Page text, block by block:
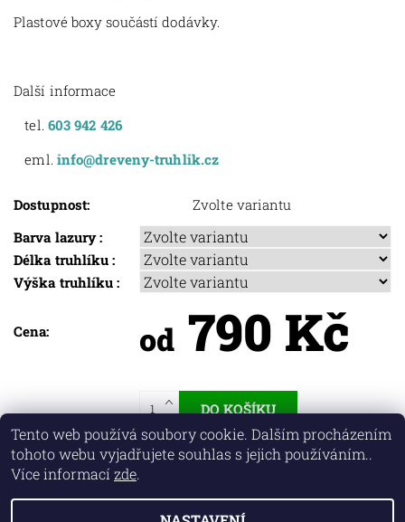
Plastové boxy součástí dodávky.
Další informace
tel. 603 942 426
eml. info@dreveny-truhlik.cz
Dostupnost:
Zvolte variantu
Barva lazury :
Délka truhlíku :
Výška truhlíku :
Cena: od 790 Kč
Tento web používá soubory cookie. Dalším procházením
tohoto webu vyjadřujete souhlas s jejich používáním..
Více informací zde.